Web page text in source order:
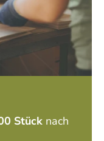
Stück nach